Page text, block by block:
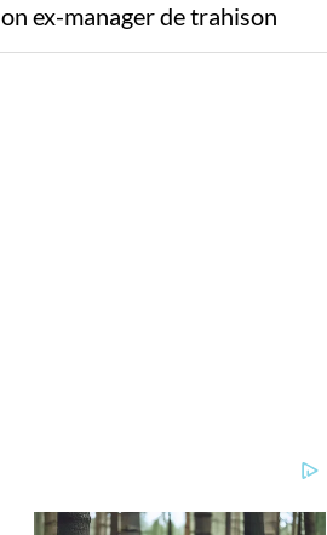
ex-manager de trahison